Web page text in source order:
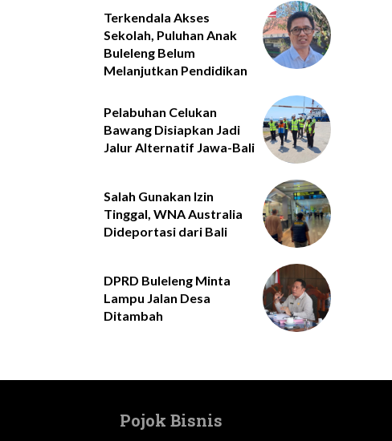
Terkendala Akses
Sekolah, Puluhan Anak
Buleleng Belum
Melanjutkan Pendidikan
Pelabuhan Celukan
Bawang Disiapkan Jadi
Jalur Alternatif Jawa-Bali
Salah Gunakan Izin
Tinggal, WNA Australia
Dideportasi dari Bali
DPRD Buleleng Minta
Lampu Jalan Desa
Ditambah
Pojok Bisnis